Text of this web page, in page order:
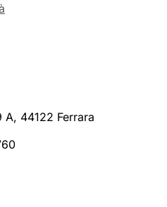
A, 44122 Ferrara